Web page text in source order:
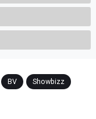
BV Showbizz